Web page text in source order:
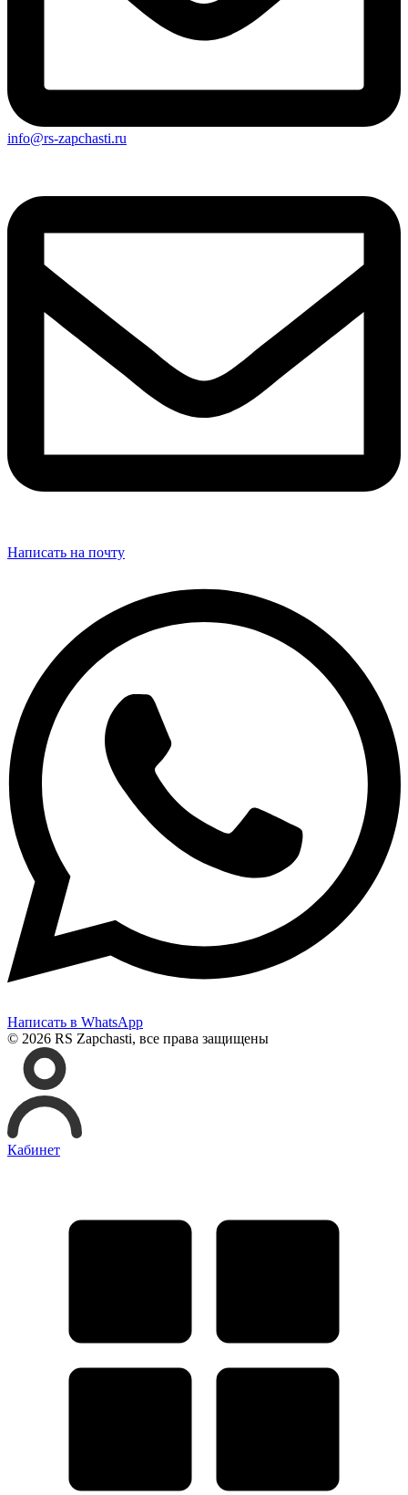
info@rs-zapchasti.ru
Написать на почту
Написать в WhatsApp
© 2026 RS Zapchasti, все права защищены
Кабинет